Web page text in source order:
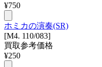
¥750
ホミカの演奏(SR)
[M4. 110/083]
買取参考価格
¥250